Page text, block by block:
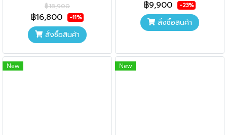
฿18,900
฿16,800 -11%
สั่งซื้อสินค้า
฿9,900 -23%
สั่งซื้อสินค้า
New New